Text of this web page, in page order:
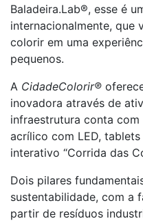
Baladeira.Lab®, esse é
internacionalmente, que
colorir em uma
pequenos.
A CidadeColorir®
inovadora através de
infraestrutura conta com
acrílico com LED,
interativo “Corrida das
Dois pilares
sustentabilidade, com a
partir de resíduos